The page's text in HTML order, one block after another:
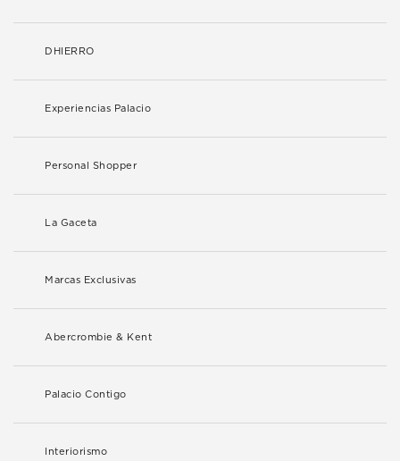
DHIERRO
Experiencias Palacio
Personal Shopper
La Gaceta
Marcas Exclusivas
Abercrombie & Kent
Palacio Contigo
Interiorismo